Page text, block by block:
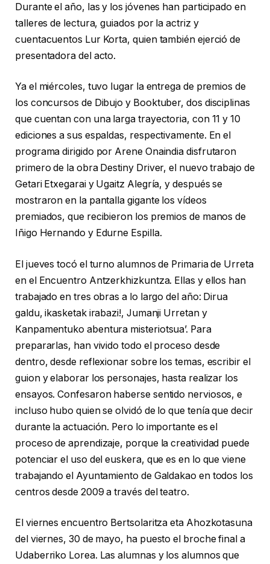
Durante el año, las y los jóvenes han participado en
talleres de lectura, guiados por la actriz y
cuentacuentos Lur Korta, quien también ejerció de
presentadora del acto.
Ya el miércoles, tuvo lugar la entrega de premios de
los concursos de Dibujo y Booktuber, dos disciplinas
que cuentan con una larga trayectoria, con 11 y 10
ediciones a sus espaldas, respectivamente. En el
programa dirigido por Arene Onaindia disfrutaron
primero de la obra Destiny Driver, el nuevo trabajo de
Getari Etxegarai y Ugaitz Alegría, y después se
mostraron en la pantalla gigante los vídeos
premiados, que recibieron los premios de manos de
Iñigo Hernando y Edurne Espilla.
El jueves tocó el turno alumnos de Primaria de Urreta
en el Encuentro Antzerkhizkuntza. Ellas y ellos han
trabajado en tres obras a lo largo del año: Dirua
galdu, ikasketak irabazi!, Jumanji Urretan y
Kanpamentuko abentura misteriotsua’. Para
prepararlas, han vivido todo el proceso desde
dentro, desde reflexionar sobre los temas, escribir el
guion y elaborar los personajes, hasta realizar los
ensayos. Confesaron haberse sentido nerviosos, e
incluso hubo quien se olvidó de lo que tenía que decir
durante la actuación. Pero lo importante es el
proceso de aprendizaje, porque la creatividad puede
potenciar el uso del euskera, que es en lo que viene
trabajando el Ayuntamiento de Galdakao en todos los
centros desde 2009 a través del teatro.
El viernes encuentro Bertsolaritza eta Ahozkotasuna
del viernes, 30 de mayo, ha puesto el broche final a
Udaberriko Lorea. Las alumnas y los alumnos que